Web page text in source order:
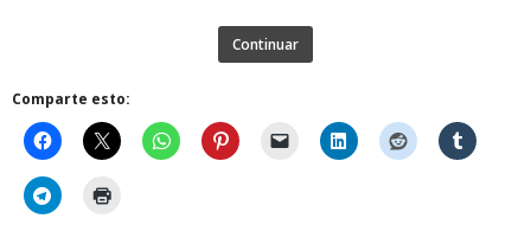
Continuar
Comparte esto: